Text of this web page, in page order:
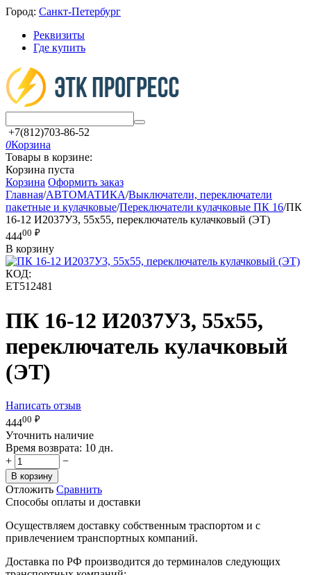
Город: Санкт-Петербург
Реквизиты
Где купить
+7(812)703-86-52
0Корзина
Товары в корзине:
Корзина пуста
Корзина Оформить заказ
Главная/АВТОМАТИКА/Выключатели, переключатели
пакетные и кулачковые/Переключатели кулачковые ПК 16/ПК
16-12 И2037У3, 55х55, переключатель кулачковый (ЭТ)
44400 ₽
В корзину
КОД:
ET512481
ПК 16-12 И2037У3, 55х55,
переключатель кулачковый
(ЭТ)
Написать отзыв
44400 ₽
Уточнить наличие
Время возврата: 10 дн.
+
−
В корзину
Отложить Сравнить
Способы оплаты и доставки
Осуществляем доставку собственным траспортом и с
привлечением транспортных компаний.
Доставка по РФ производится до терминалов следующих